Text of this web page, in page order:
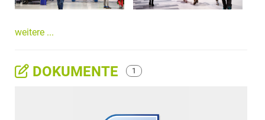
weitere ...
DOKUMENTE 1